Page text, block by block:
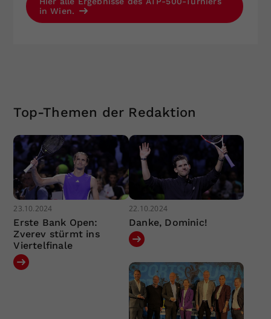
in Wien.
Top-Themen der Redaktion
23.10.2024
Erste Bank Open:
Zverev stürmt ins
Viertelfinale
22.10.2024
Danke, Dominic!